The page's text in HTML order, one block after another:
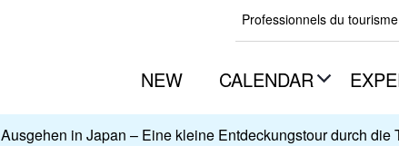
Professionnels du
NEW CALENDAR
Ausgehen in Japan – Eine kleine Entdeckungstour durch die